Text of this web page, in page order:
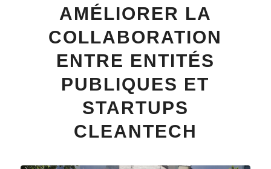
AMÉLIORER LA
COLLABORATION
ENTRE ENTITÉS
PUBLIQUES ET
STARTUPS
CLEANTECH